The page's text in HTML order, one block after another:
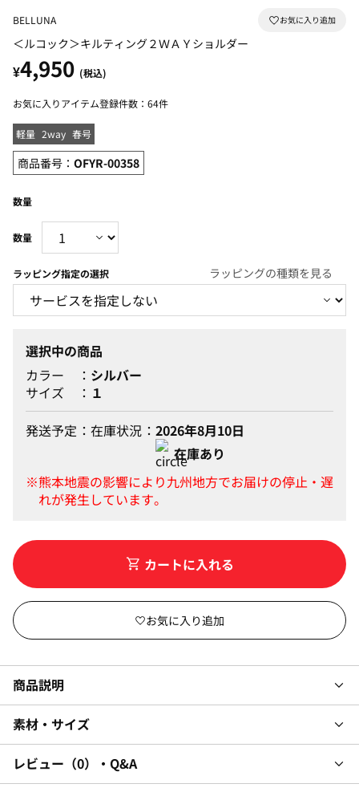
BELLUNA
＜ルコック＞キルティング２ＷＡＹショルダー
¥4,950 (税込)
お気に入りアイテム登録件数： 64件
軽量 2way 春号
商品番号： OFYR-00358
数量
ラッピング指定の選択 ラッピングの種類を見る
選択中の商品
カラー
シルバー
サイズ
１
発送予定
在庫状況
2026年8月10日
在庫あり
カートに入れる
商品説明
素材・サイズ
レビュー 0 ・Q&A